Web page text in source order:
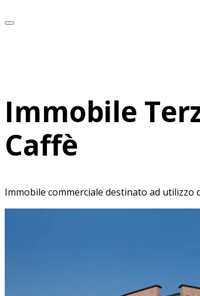
Immobile
Caffè
Immobile commerciale destinato ad utilizzo